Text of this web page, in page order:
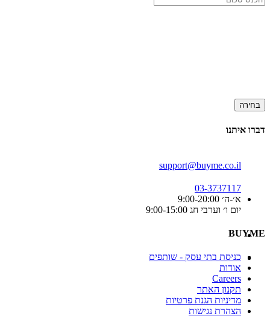
בחירה
דברו איתנו
support@buyme.co.il
03-3737117
א׳-ה׳ 9:00-20:00
יום ו׳ וערבי חג 9:00-15:00
BUYME
כניסת בתי עסק - שותפים
אודות
Careers
תקנון האתר
מדיניות הגנת פרטיות
הצהרת נגישות